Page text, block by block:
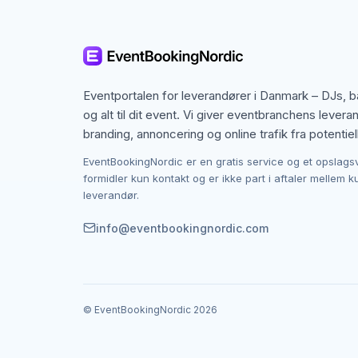
spotlights på talestol eller scener og
Lys til bryllup og fest
Bryllupper og private fester kræver lys, der
dansegulvet med farvede spots – detaljerne
Hvad koster lysudlejning?
Simple dekorationslys starter fra 1.000–3.000
af lystekniker tillægges normalt separat.
Dekorationslys og simple uplights kan
Eventportalen for leverandører i Danmark – DJs,
og alt til dit event. Vi giver eventbranchens
branding, annoncering og online trafik fra
EventBookingNordic er en gratis service og et
formidler kun kontakt og er ikke part i aftaler mellem
leverandør.
info@eventbookingnordic.com
© EventBookingNordic 2026